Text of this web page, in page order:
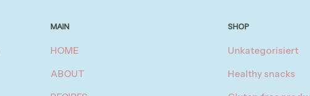
MAIN
HOME
ABOUT
SHOP
Unkategorisiert
Healthy snacks